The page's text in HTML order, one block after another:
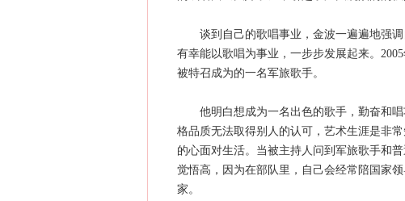
谈到自己的歌唱事业，金波一遍遍地强调
有幸能以歌唱为事业，一步步发展起来。
被特召成为的一名军旅歌手。
他明白想成为一名出色的歌手，勤奋和唱
格品质无法取得别人的认可，艺术生涯是非
的心面对生活。当被主持人问到军旅歌手和
觉悟高，因为在部队里，自己会经常陪国家
家。